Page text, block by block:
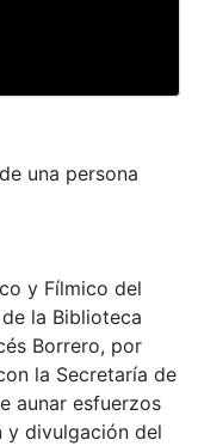
una persona
y Fílmico del
la Biblioteca
Borrero, por
la Secretaría de
aunar esfuerzos
y divulgación del